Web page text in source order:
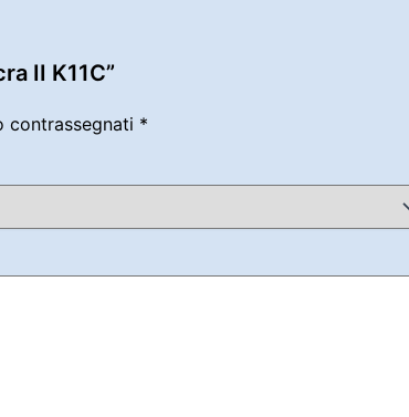
II K11C”
contrassegnati *